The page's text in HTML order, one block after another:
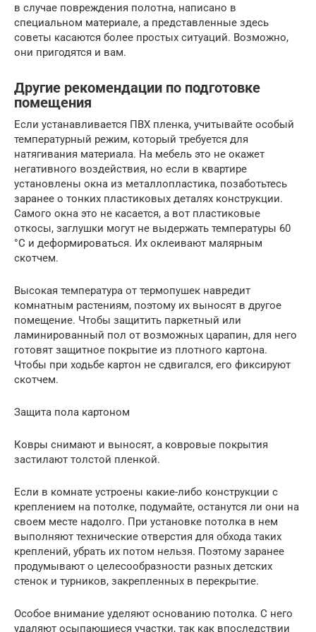
в случае повреждения полотна, написано в
специальном материале, а представленные здесь
советы касаются более простых ситуаций. Возможно,
они пригодятся и вам.
Другие рекомендации по подготовке
помещения
Если устанавливается ПВХ пленка, учитывайте особый
температурный режим, который требуется для
натягивания материала. На мебель это не окажет
негативного воздействия, но если в квартире
установлены окна из металлопластика, позаботьтесь
заранее о тонких пластиковых деталях конструкции.
Самого окна это не касается, а вот пластиковые
откосы, заглушки могут не выдержать температуры 60
°С и деформироваться. Их оклеивают малярным
скотчем.
Высокая температура от термопушек навредит
комнатным растениям, поэтому их выносят в другое
помещение. Чтобы защитить паркетный или
ламинированный пол от возможных царапин, для него
готовят защитное покрытие из плотного картона.
Чтобы при ходьбе картон не сдвигался, его фиксируют
скотчем.
Защита пола картоном
Ковры снимают и выносят, а ковровые покрытия
застилают толстой пленкой.
Если в комнате устроены какие-либо конструкции с
креплением на потолке, подумайте, останутся ли они на
своем месте надолго. При установке потолка в нем
выполняют технические отверстия для обхода таких
креплений, убрать их потом нельзя. Поэтому заранее
продумывают о целесообразности разных детских
стенок и турников, закрепленных в перекрытие.
Особое внимание уделяют основанию потолка. С него
удаляют осыпающиеся участки, так как впоследствии